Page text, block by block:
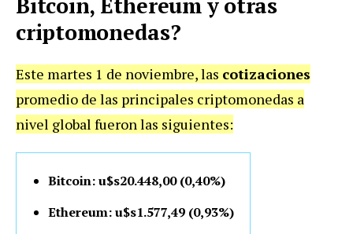
Bitcoin, Ethereum y otras
criptomonedas?
Este martes 1 de noviembre, las cotizaciones
promedio de las principales criptomonedas a
nivel global fueron las siguientes:
Bitcoin: u$s20.448,00 (0,40%)
Ethereum: u$s1.577,49 (0,93%)